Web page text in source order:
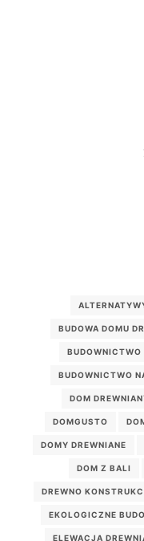
BUDOWA DOMU
BUDOWNICTWO
BUDOWNICTWO
DOM
DOMGUSTO
DOMY DREWNIANE
DOM Z BALI
DREWNO
EKOLOGICZNE
ELEWACJA